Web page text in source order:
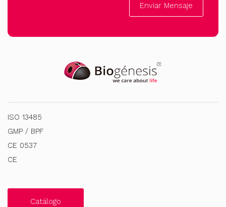
Enviar Mensaje
ISO 13485
GMP / BPF
CE 0537
CE
Catálogo